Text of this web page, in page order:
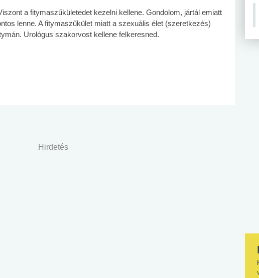
a fitymaszűkületedet kezelni kellene. Gondolom, jártál emiatt
lenne. A fitymaszűkület miatt a szexuális élet (szeretkezés)
Urológus szakorvost kellene felkeresned.
Hirdetés